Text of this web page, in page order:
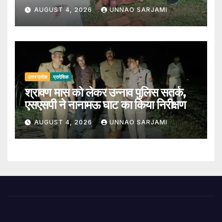
AUGUST 4, 2026 UNNAO SARJAMI
उत्तर प्रदेश प्रादेशिक
श्रावण मास को लेकर उन्नाव पुलिस सतर्क,
एसएसपी ने नानामऊ घाट का किया निरीक्षण
AUGUST 4, 2026 UNNAO SARJAMI